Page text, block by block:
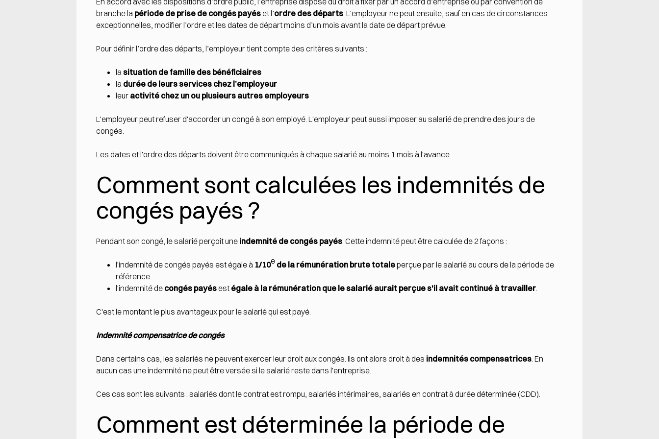
branche la période de prise de congés payéset l’ordre des départs. L’employeur ne peut ensuite, sauf en cas de circonstances
exceptionnelles, modifier l’ordre et les dates de départ moins d’un mois avant la date de départ prévue.
Pour définir l’ordre des départs, l’employeur tient compte des critères suivants :
lasituation de famille des bénéficiaires
la durée de leurs services chez l’employeur
leur activité chez un ou plusieurs autres employeurs
L'employeur peut refuser d'accorder un congé à son employé. L'employeur peut aussi imposer au salarié de prendre des jours de
congés.
Les dates et l'ordre des départs doivent être communiqués à chaque salarié au moins 1 mois à l'avance.
Comment sont calculées les indemnités de
congés payés ?
Pendant son congé, le salarié perçoit une indemnité de congés payés . Cette indemnité peut être calculée de 2 façons :
l'indemnité de congés payés est égale à 1/10e de la rémunération brute totaleperçue par le salarié au cours de la période de
référence
l'indemnité de congés payésest égale à la rémunération que le salarié aurait perçue s'il avait continué à travailler
C'est le montant le plus avantageux pour le salarié qui est payé.
Indemnité compensatrice de congés
Dans certains cas, les salariés ne peuvent exercer leur droit aux congés. Ils ont alors droit à des indemnités compensatrices . En
aucun cas une indemnité ne peut être versée si le salarié reste dans l'entreprise.
Ces cas sont les suivants : salariés dont le contrat est rompu, salariés intérimaires, salariés en contrat à durée déterminée (CDD).
Comment est déterminée la période de